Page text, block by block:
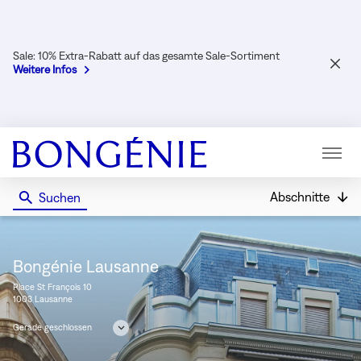
Sale: 10% Extra-Rabatt auf das gesamte Sale-Sortiment
Weitere Infos
Menü
Suchen
Abschnitte
Bongénie Lausanne
Place St François 10
1003 Lausanne
Gerade geschlossen
Öffnungszeiten